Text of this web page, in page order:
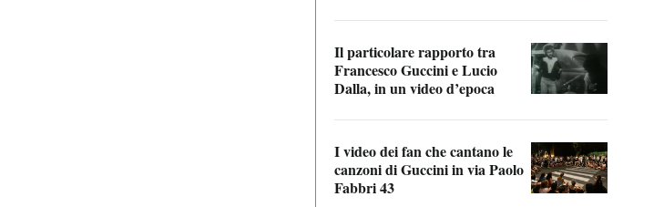
Il particolare rapporto tra
Francesco Guccini e Lucio
Dalla, in un video d’epoca
I video dei fan che cantano le
canzoni di Guccini in via Paolo
Fabbri 43